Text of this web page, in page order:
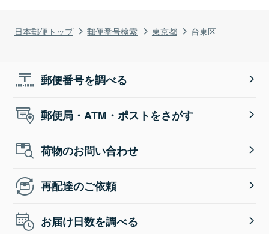
日本郵便トップ 郵便番号検索 東京都 台東区
郵便番号を調べる
郵便局・ATM・ポストをさがす
荷物のお問い合わせ
再配達のご依頼
お届け日数を調べる